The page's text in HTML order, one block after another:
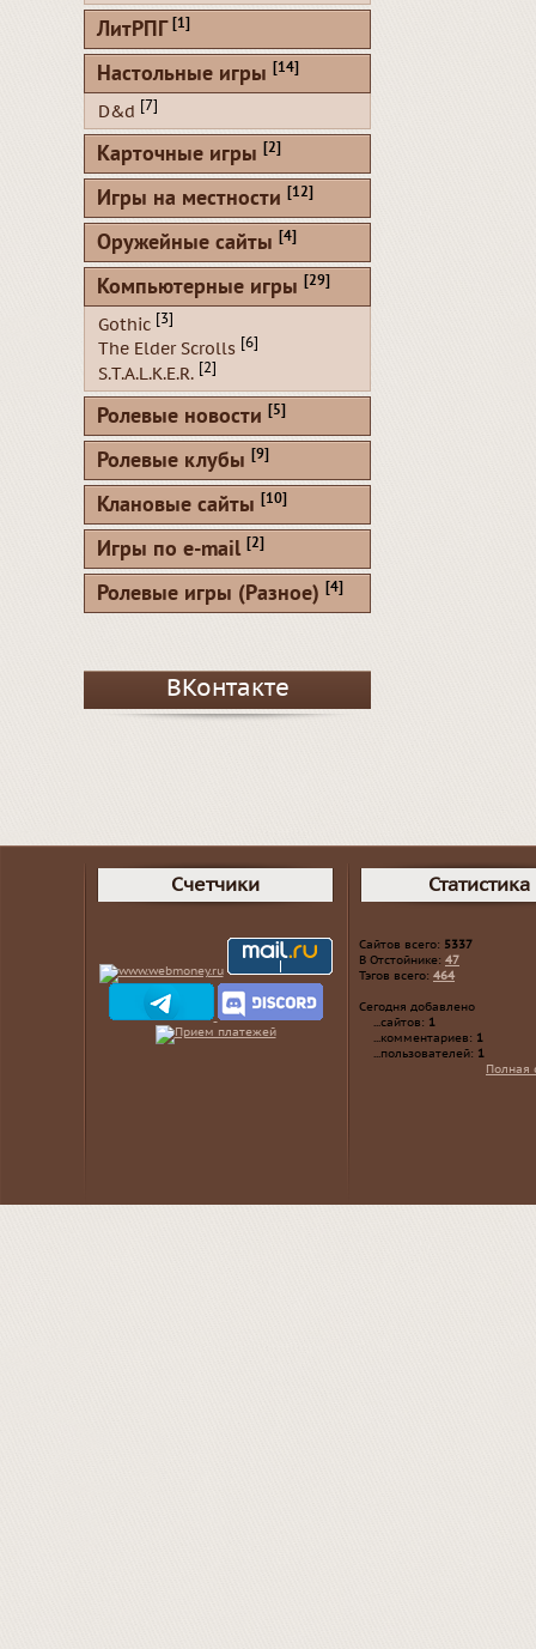
ЛитРПГ [1]
Настольные игры [14]
D&d [7]
Карточные игры [2]
Игры на местности [12]
Оружейные сайты [4]
Компьютерные игры [29]
Gothic [3]
The Elder Scrolls [6]
S.T.A.L.K.E.R. [2]
Ролевые новости [5]
Ролевые клубы [9]
Клановые сайты [10]
Игры по e-mail [2]
Ролевые игры (Разное) [4]
ВКонтакте
Счетчики Статистика
Сайтов всего: 5337
В Отстойнике: 47
Тэгов всего: 464
Сегодня добавлено
...сайтов: 1
...комментариев: 1
...пользователей: 1
Полная